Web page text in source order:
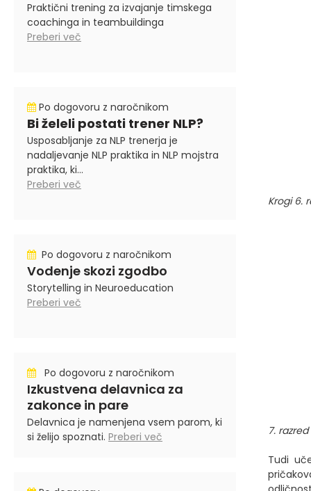
Praktični trening za izvajanje timskega
coachinga in teambuildinga
Preberi več
Po dogovoru z naročnikom
Bi želeli postati trener NLP?
Usposabljanje za NLP trenerja je
nadaljevanje NLP praktika in NLP mojstra
praktika, ki...
Preberi več
Po dogovoru z naročnikom
Vodenje skozi zgodbo
Storytelling in Neuroeducation
Preberi več
Po dogovoru z naročnikom
Izkustvena delavnica za
zakonce in pare
Delavnica je namenjena vsem parom, ki
si želijo spoznati. Preberi več
Krogi 6.
7.
Tudi